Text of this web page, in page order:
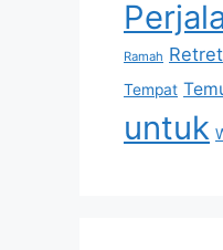
Ramah Retret
Tempat
untuk